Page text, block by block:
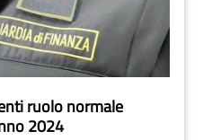
ruolo normale
2024